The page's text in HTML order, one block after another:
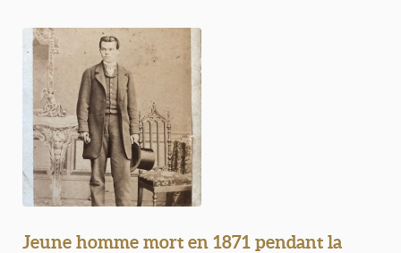
Jeune homme mort en 1871 pendant la